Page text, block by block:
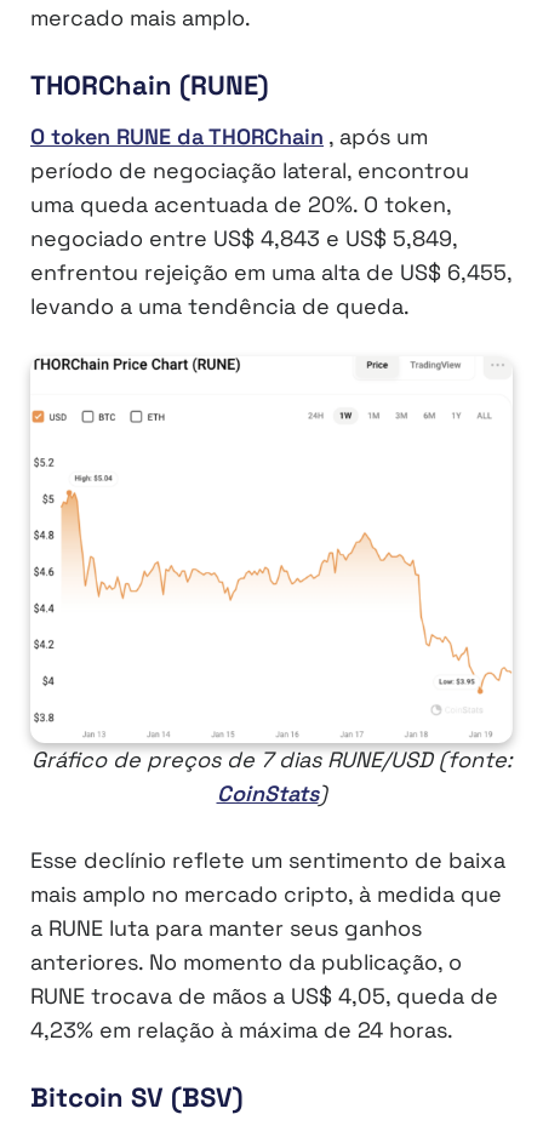
mercado mais amplo.
THORChain (RUNE)
O token RUNE da THORChain , após um
período de negociação lateral, encontrou
uma queda acentuada de 20%. O token,
negociado entre US$ 4,843 e US$ 5,849,
enfrentou rejeição em uma alta de US$ 6,455,
levando a uma tendência de queda.
Gráfico de preços de 7 dias RUNE/USD (fonte:
CoinStats)
Esse declínio reflete um sentimento de baixa
mais amplo no mercado cripto, à medida que
a RUNE luta para manter seus ganhos
anteriores. No momento da publicação, o
RUNE trocava de mãos a US$ 4,05, queda de
4,23% em relação à máxima de 24 horas.
Bitcoin SV (BSV)